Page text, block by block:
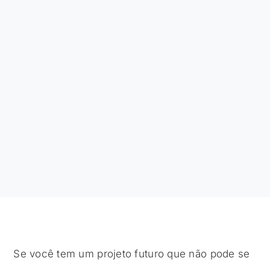
Se você tem um projeto futuro que não pode se